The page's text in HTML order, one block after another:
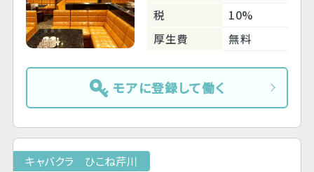
税
10%
厚生費
無料
モアに登録して働く
キャバクラ ひこね芹川